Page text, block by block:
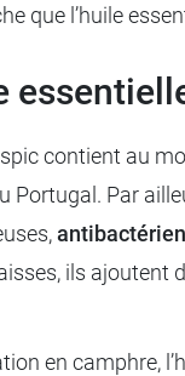
que l’huile
contient au
Portugal. Par
ils ajoutent
en camphre,